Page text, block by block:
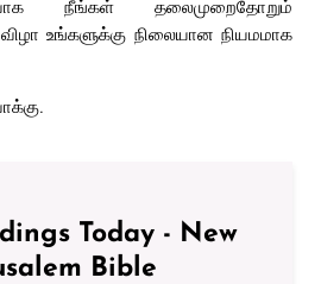
நீங்கள் தலைமுறைதோறும்
உங்களுக்கு நிலையான நியமமாக
Today - New
Bible